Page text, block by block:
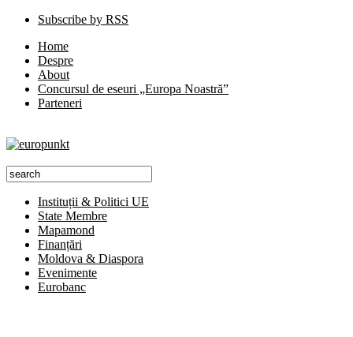
Subscribe by RSS
Home
Despre
About
Concursul de eseuri „Europa Noastră”
Parteneri
Instituții & Politici UE
State Membre
Mapamond
Finanțări
Moldova & Diaspora
Evenimente
Eurobanc